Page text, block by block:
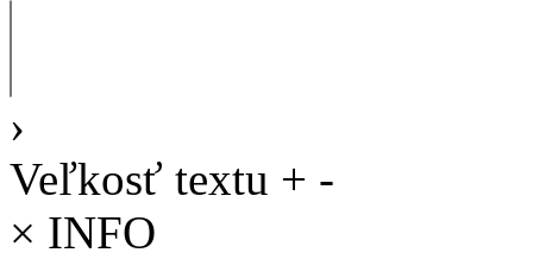
›
Veľkosť textu + -
× INFO